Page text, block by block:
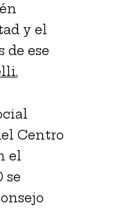
y el
de ese
Centro
el
se